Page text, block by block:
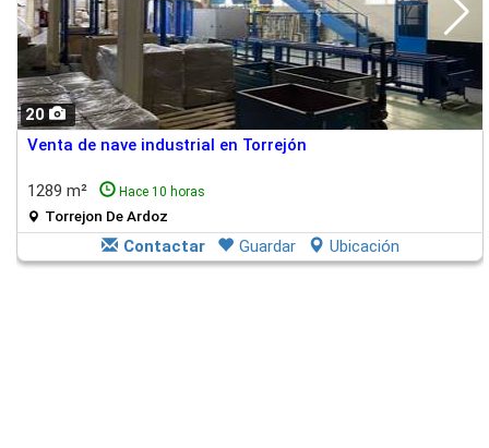
20
Venta de nave industrial en Torrejón
1289 m² Hace 10 horas
Torrejon De Ardoz
Contactar Guardar Ubicación